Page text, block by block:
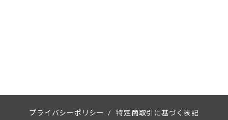
プライバシーポリシー / 特定商取引に基づく表記